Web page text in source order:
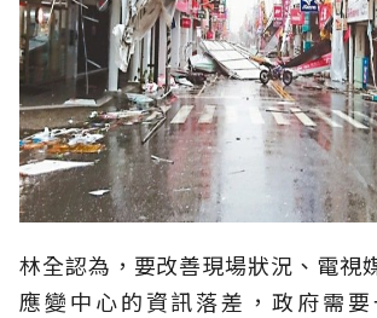
林全認為，要改善現場狀況、電視
應變中心的資訊落差，政府需